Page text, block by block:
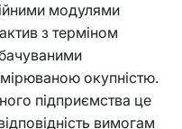
модулями
з терміном
окупністю.
підприємства це
вимогам